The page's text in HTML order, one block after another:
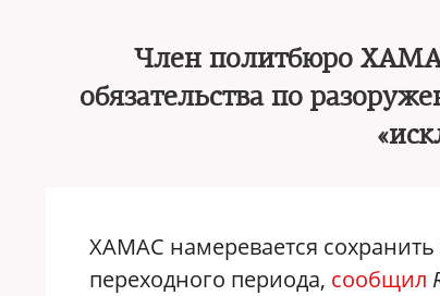
Член политбюро
обязательства по
ХАМАС намеревается сохранить
переходного периода, сообщил